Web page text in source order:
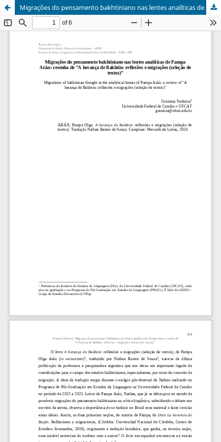
Migrações do pensamento bakhtiniano nas lentes analíticas de Pampa Arán